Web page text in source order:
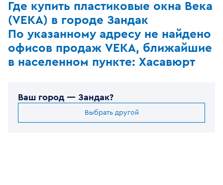
Где купить пластиковые окна Века
(VEKA) в городе Зандак
По указанному адресу не найдено
офисов продаж VEKA, ближайшие
в населенном пункте: Хасавюрт
Ваш город — Зандак?
Выбрать другой